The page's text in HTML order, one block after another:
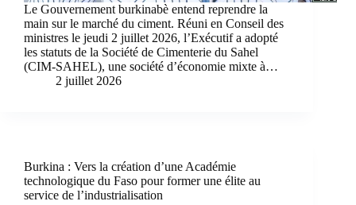
Le Gouvernement burkinabè entend reprendre la
main sur le marché du ciment. Réuni en Conseil des
ministres le jeudi 2 juillet 2026, l’Exécutif a adopté
les statuts de la Société de Cimenterie du Sahel
(CIM-SAHEL), une société d’économie mixte à…
2 juillet 2026
Burkina : Vers la création d’une Académie
technologique du Faso pour former une élite au
service de l’industrialisation